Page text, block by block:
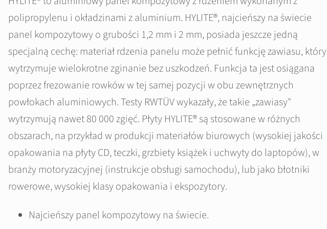
polipropylenu i okładzinami z aluminium. HYLITE®, najcieńszy na świecie
panel kompozytowy o grubości 1,2 mm i 2 mm, posiada jeszcze jedną
specjalną cechę: materiał rdzenia panelu może pełnić funkcję zawiasu, który
wytrzymuje wielokrotne zginanie bez uszkodzeń. Funkcja ta jest osiągana
poprzez frezowanie rowków w tej samej pozycji w obu zewnętrznych
powłokach aluminiowych. Testy RWTÜV wykazały, że takie „zawiasy"
wytrzymują nawet 80 000 zgięć. Płyty HYLITE® są stosowane w różnych
obszarach, na przykład w produkcji materiałów biurowych (wysokiej jakości
opakowania na płyty CD, teczki, grzbiety książek i uchwyty do laptopów), w
branży motoryzacyjnej (instrukcje obsługi samochodu), lub jako błotniki
rowerowe, wysokiej klasy opakowania i ekspozytory.
Najcieńszy panel kompozytowy na świecie.